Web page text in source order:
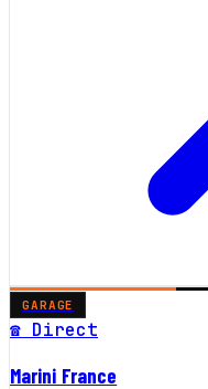
GARAGE
☎ Direct
Marini France